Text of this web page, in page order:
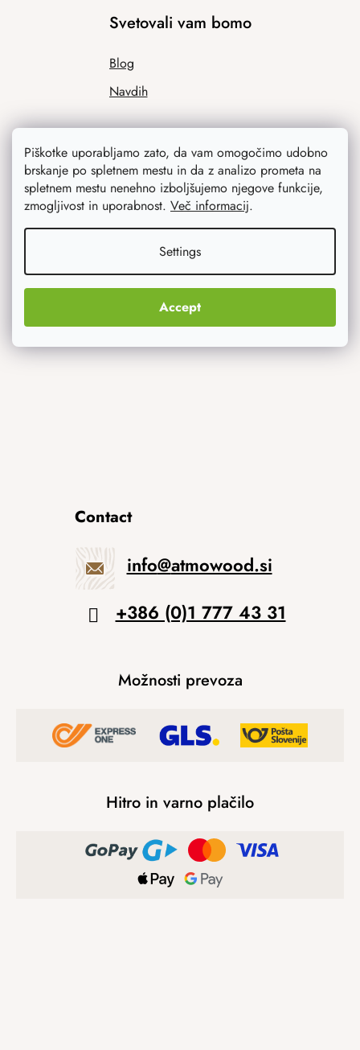
Piškotke uporabljamo zato, da vam omogočimo udobno
brskanje po spletnem mestu in da z analizo prometa na
spletnem mestu nenehno izboljšujemo njegove funkcije,
zmogljivost in uporabnost. Več informacij.
Settings
Accept
Svetovali vam bomo
Blog
Navdih
Kaj vas najbolj zanima
Novosti
Contact
info@atmowood.si
+386 (0)1 777 43 31
Možnosti prevoza
Hitro in varno plačilo